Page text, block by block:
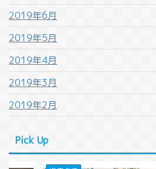
2019年6月
2019年5月
2019年4月
2019年3月
2019年2月
Pick Up